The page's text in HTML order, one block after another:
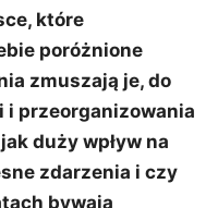
które
poróżnione
zmuszają je, do
i przeorganizowania
duży wpływ na
zdarzenia i czy
bywają